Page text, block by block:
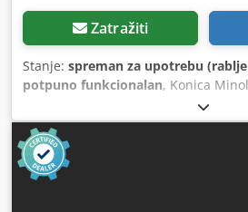
Zatražiti
Stanje: spreman za upotrebu
potpuno funkcionalan, Konica
Testiran i spreman za ispis
30 komada: 45 € Kao iskusni
strojeva, razvili smo vrhunsku
paletnoj otpremi kako bismo našim
strojeve u savršenom stanju pri